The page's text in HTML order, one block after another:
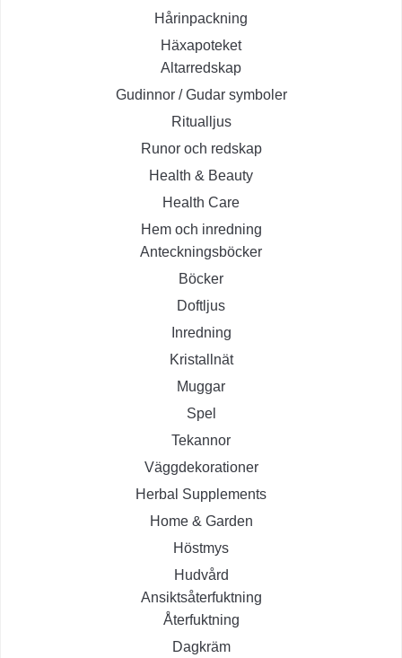
Hårinpackning
Häxapoteket
Altarredskap
Gudinnor / Gudar symboler
Ritualljus
Runor och redskap
Health & Beauty
Health Care
Hem och inredning
Anteckningsböcker
Böcker
Doftljus
Inredning
Kristallnät
Muggar
Spel
Tekannor
Väggdekorationer
Herbal Supplements
Home & Garden
Höstmys
Hudvård
Ansiktsåterfuktning
Återfuktning
Dagkräm